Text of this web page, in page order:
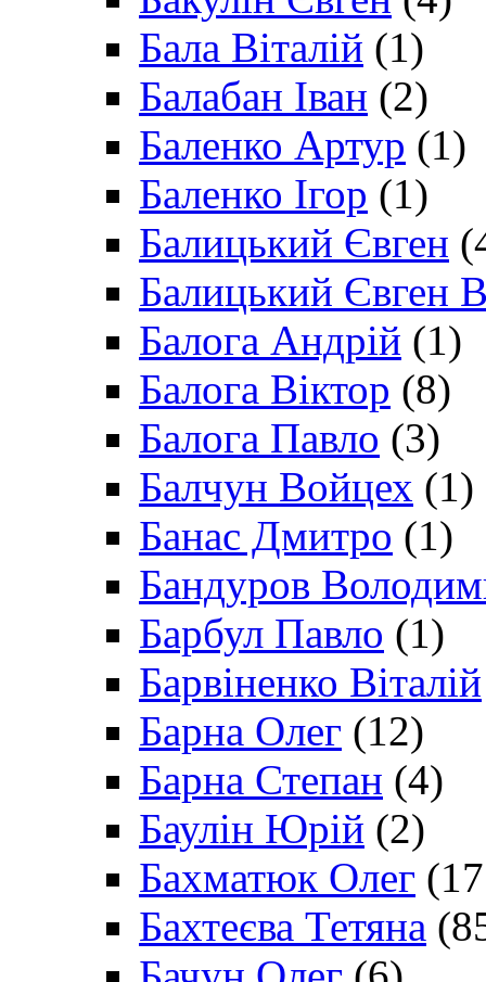
Бала Віталій (1)
Балабан Іван (2)
Баленко Артур (1)
Баленко Ігор (1)
Балицький Євген
Балицький Євген
Балога Андрій (1)
Балога Віктор (8)
Балога Павло (3)
Балчун Войцех (1)
Банас Дмитро (1)
Бандуров
Барбул Павло (1)
Барвіненко Віталій
Барна Олег (12)
Барна Степан (4)
Баулін Юрій (2)
Бахматюк Олег
Бахтеєва Тетяна